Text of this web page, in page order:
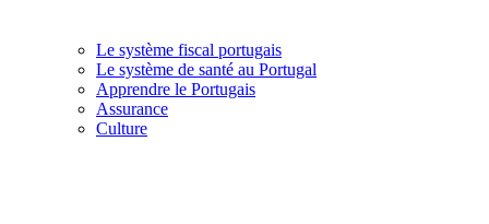
Le système fiscal portugais
Le système de santé au Portugal
Apprendre le Portugais
Assurance
Culture